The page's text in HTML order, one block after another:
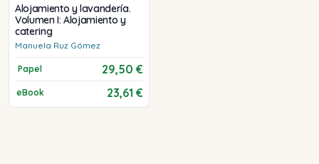
Alojamiento y lavandería.
Volumen I: Alojamiento y
catering
Manuela Ruz Gómez
Papel 29,50 €
eBook 23,61 €